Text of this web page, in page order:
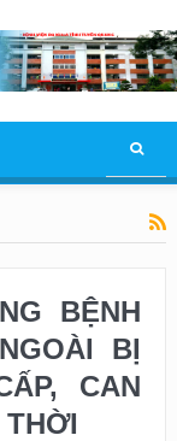
BỆNH
BỊ
CAN